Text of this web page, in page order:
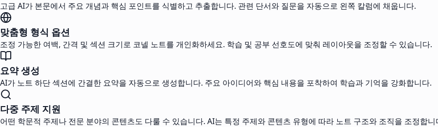
고급 AI가 본문에서 주요 개념과 핵심 포인트를 식별하고 추출합니다. 관련 단서와 질문을 자동으로 왼쪽 칼럼에 채웁니다.
맞춤형 형식 옵션
조정 가능한 여백, 간격 및 섹션 크기로 코넬 노트를 개인화하세요. 학습 및 공부 선호도에 맞춰 레이아웃을 조정할 수 있습니다.
요약 생성
AI가 노트 하단 섹션에 간결한 요약을 자동으로 생성합니다. 주요 아이디어와 핵심 내용을 포착하여 학습과 기억을 강화합니다.
다중 주제 지원
어떤 학문적 주제나 전문 분야의 콘텐츠도 다룰 수 있습니다. AI는 특정 주제와 콘텐츠 유형에 따라 노트 구조와 조직을 조정합니